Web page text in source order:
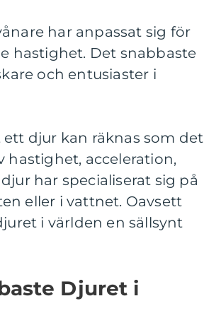
har anpassat sig för
hastighet. Det snabbaste
och entusiaster i
djur kan räknas som det
hastighet, acceleration,
har specialiserat sig på
eller i vattnet. Oavsett
i världen en sällsynt
Djuret i